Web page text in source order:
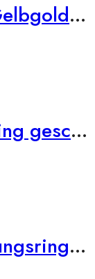
585er Verlobungsring Gelbgold 0,15 ct.
585er Gelbgold Spannring geschwungen mit Diamant 0,15 ct.
750er Gelbgold Verlobungsring 6er Krappe Blütenform ca. 0,36 ct. Illusion Diamant